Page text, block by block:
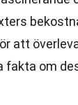
att
fakta om